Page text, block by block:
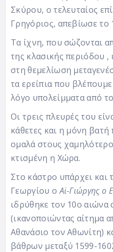
Σκύρου, ο τελευταίος
Γρηγόριος, απεβίωσε το
Τα ίχνη, που σώζονται
της κλασικής περιόδου ,
στη θεμελίωση
τα ερείπια που
λόγο υπολείμματα από
Οι τρεις πλευρές του
κάθετες και η μόνη βατή
ομαλά στους
κτισμένη η Χώρα.
Στο κάστρο υπάρχει και
Γεωργίου οΑϊ-Γιώργης ο
ιδρύθηκε τον 10ο
(ικανοποιώντας αίτημα
Αθανάσιο τον Αθωνίτη)
βάθρων μεταξύ 1599-